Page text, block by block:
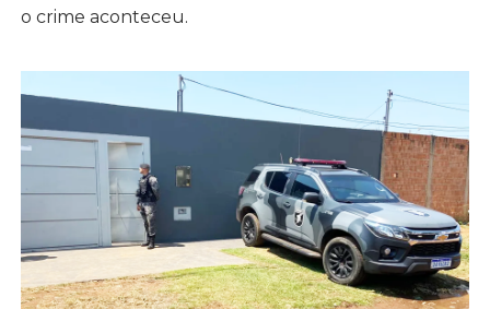
o crime aconteceu.